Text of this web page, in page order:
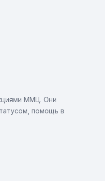
ММЦ. Они
помощь в